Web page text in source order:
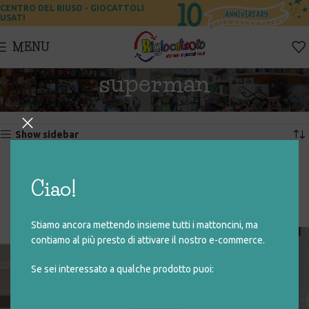
Ciao!
Stiamo ancora mettendo insieme tutti i mattoncini, ma
contiamo al più presto di attivare il nostro e-commerce.
Se sei interessato a qualche prodotto puoi:
CENTRO DEL RIUSO - GIOCATTOLI
USATI
MENU
superman
Home Prodotti taggati “superman” Visualizzazione di 4 risultati
Show sidebar
SUPERMAN 2